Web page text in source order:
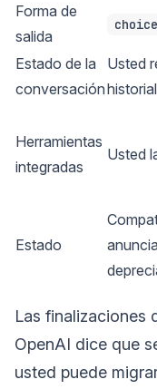
Forma de
salida
Estado de la
conversación
Usted
Herramientas
integradas
Usted
Estado
Las finalizaciones
OpenAI dice que
usted puede